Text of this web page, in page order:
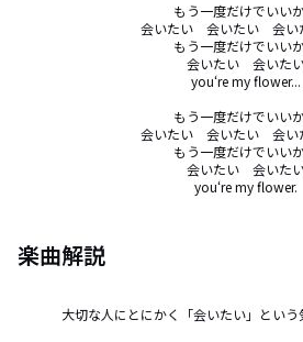
もう一度だけでいい
会いたい　会いたい　会い
もう一度だけでいい
会いたい　会いた
you‘re my flower...
もう一度だけでいい
会いたい　会いたい　会い
もう一度だけでいい
会いたい　会いた
you‘re my flower.
楽曲解説
大切な人にとにかく「会いたい」という